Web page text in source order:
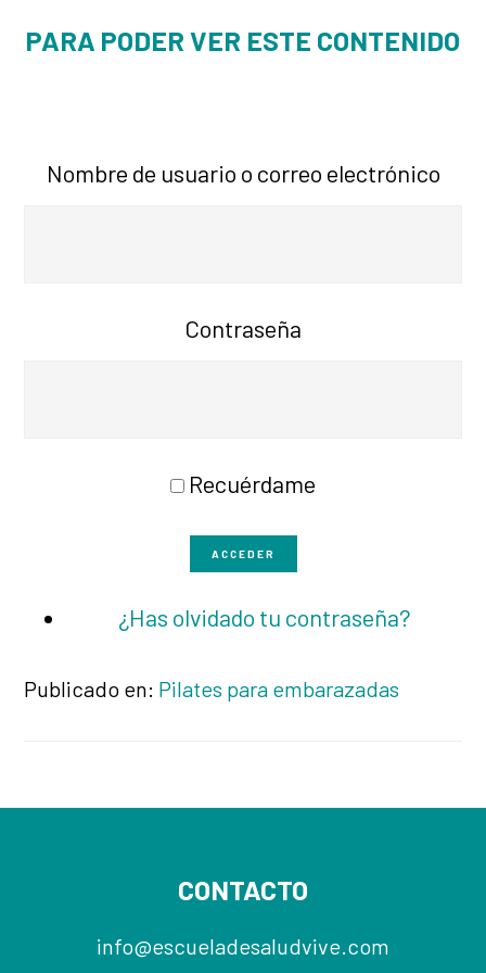
PARA PODER VER ESTE CONTENIDO
Nombre de usuario o correo electrónico
Contraseña
Recuérdame
ACCEDER
¿Has olvidado tu contraseña?
Publicado en: Pilates para embarazadas
CONTACTO
info@escueladesaludvive.com